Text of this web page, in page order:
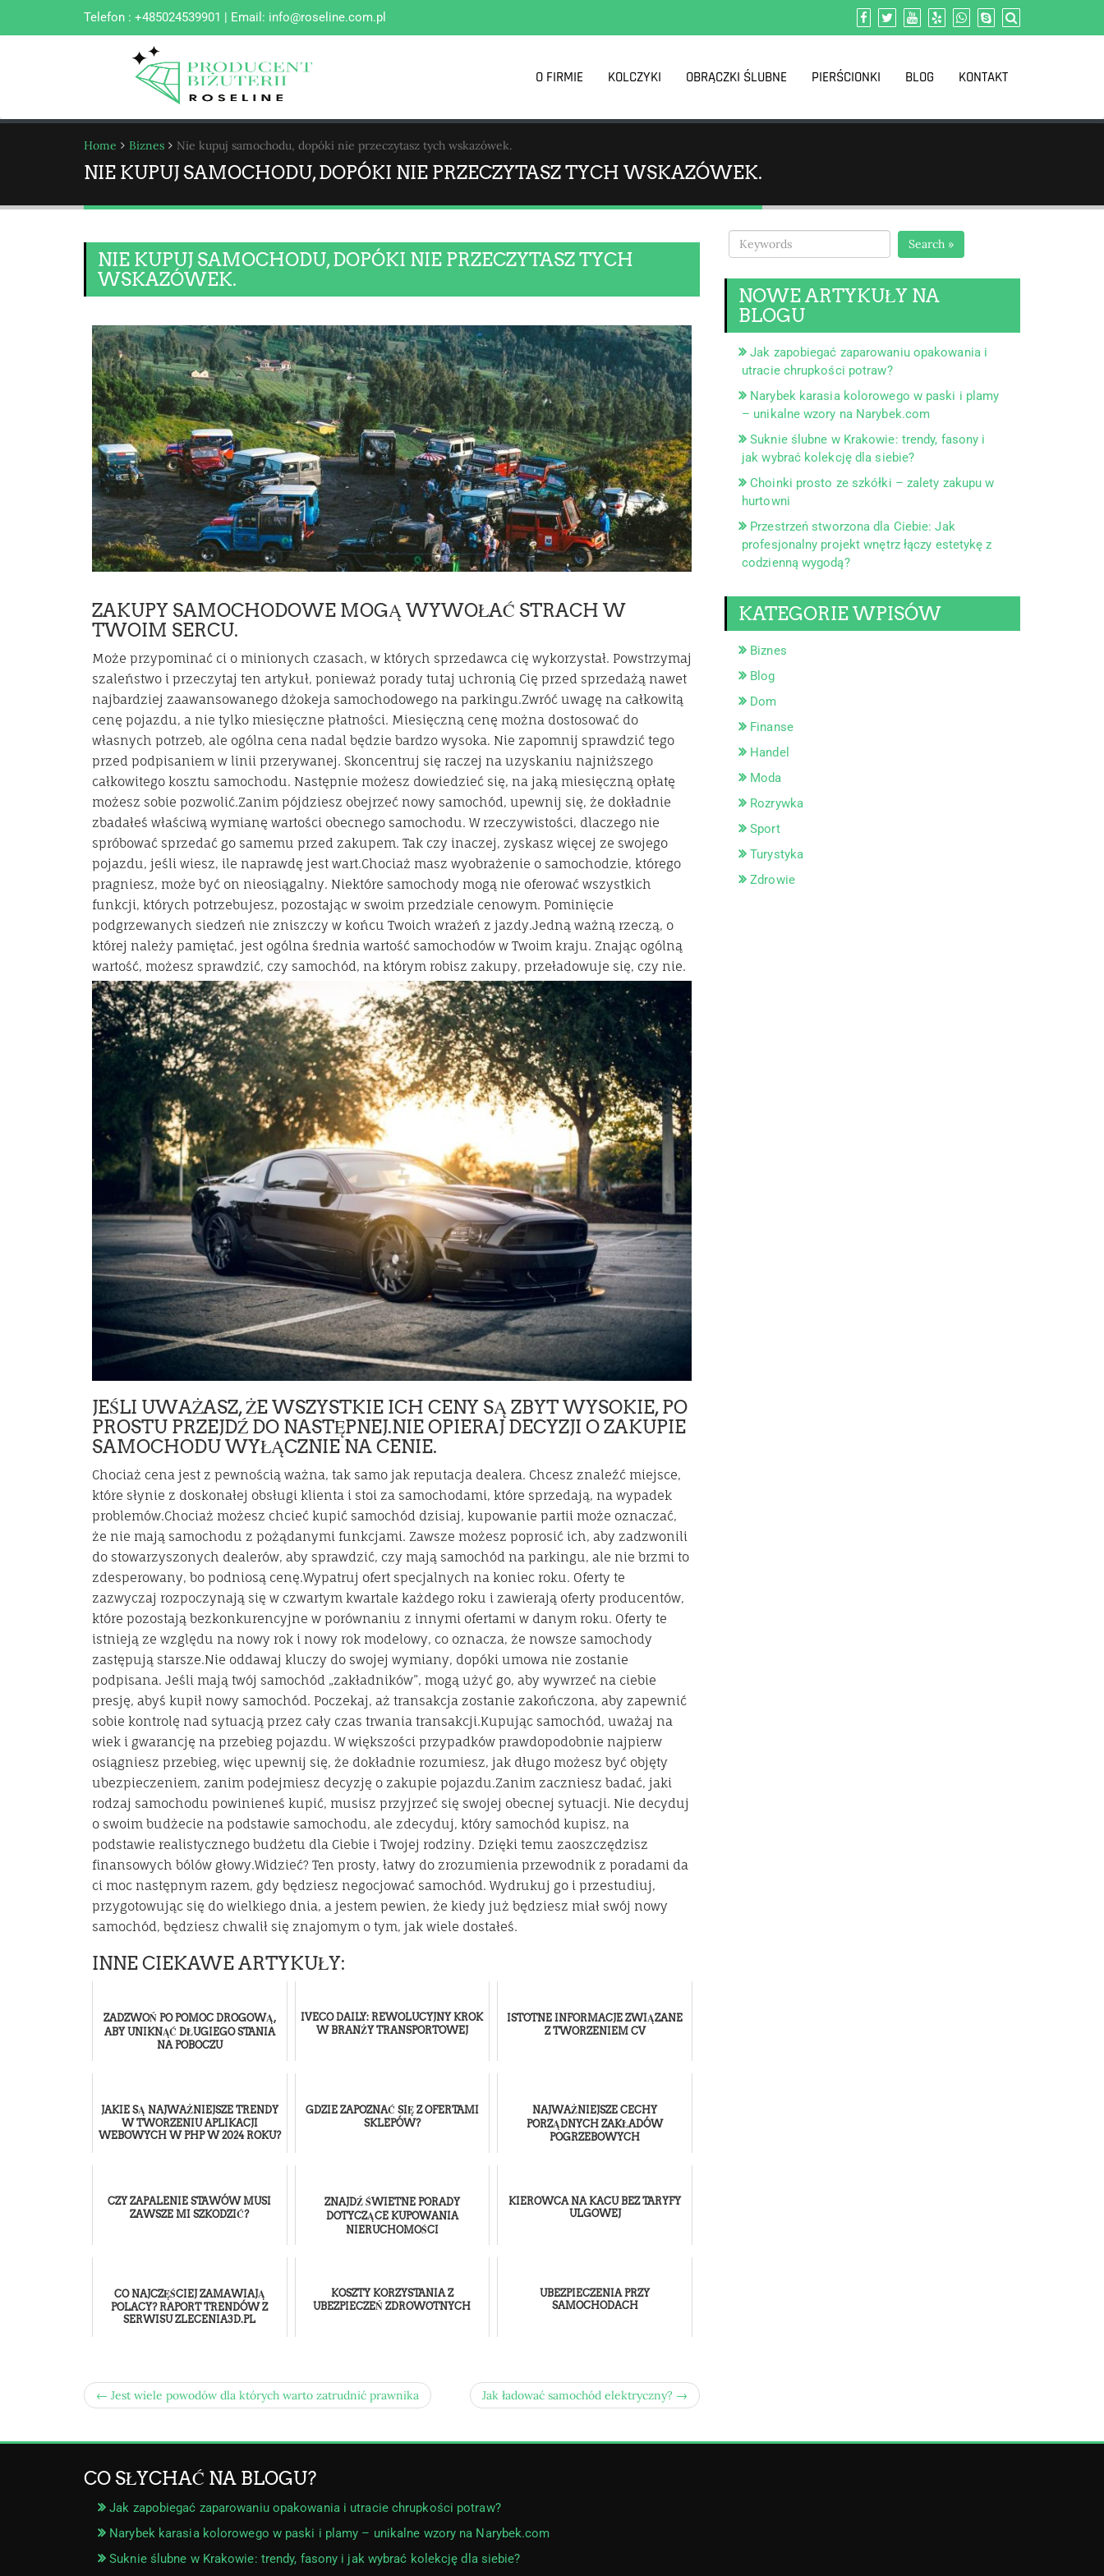
Telefon : +485024539901 | Email: info@roseline.com.pl
O FIRMIE KOLCZYKI OBRĄCZKI ŚLUBNE PIERŚCIONKI BLOG KONTAKT
Home Biznes Nie kupuj samochodu, dopóki nie przeczytasz tych wskazówek.
NIE KUPUJ SAMOCHODU, DOPÓKI NIE PRZECZYTASZ TYCH WSKAZÓWEK.
NIE KUPUJ SAMOCHODU, DOPÓKI NIE PRZECZYTASZ TYCH
WSKAZÓWEK.
ZAKUPY SAMOCHODOWE MOGĄ WYWOŁAĆ STRACH W
TWOIM SERCU.
Może przypominać ci o minionych czasach, w których sprzedawca cię wykorzystał. Powstrzymaj
szaleństwo i przeczytaj ten artykuł, ponieważ porady tutaj uchronią Cię przed sprzedażą nawet
najbardziej zaawansowanego dżokeja samochodowego na parkingu.Zwróć uwagę na całkowitą
cenę pojazdu, a nie tylko miesięczne płatności. Miesięczną cenę można dostosować do
własnych potrzeb, ale ogólna cena nadal będzie bardzo wysoka. Nie zapomnij sprawdzić tego
przed podpisaniem w linii przerywanej. Skoncentruj się raczej na uzyskaniu najniższego
całkowitego kosztu samochodu. Następnie możesz dowiedzieć się, na jaką miesięczną opłatę
możesz sobie pozwolić.Zanim pójdziesz obejrzeć nowy samochód, upewnij się, że dokładnie
zbadałeś właściwą wymianę wartości obecnego samochodu. W rzeczywistości, dlaczego nie
spróbować sprzedać go samemu przed zakupem. Tak czy inaczej, zyskasz więcej ze swojego
pojazdu, jeśli wiesz, ile naprawdę jest wart.Chociaż masz wyobrażenie o samochodzie, którego
pragniesz, może być on nieosiągalny. Niektóre samochody mogą nie oferować wszystkich
funkcji, których potrzebujesz, pozostając w swoim przedziale cenowym. Pominięcie
podgrzewanych siedzeń nie zniszczy w końcu Twoich wrażeń z jazdy.Jedną ważną rzeczą, o
której należy pamiętać, jest ogólna średnia wartość samochodów w Twoim kraju. Znając ogólną
wartość, możesz sprawdzić, czy samochód, na którym robisz zakupy, przeładowuje się, czy nie.
JEŚLI UWAŻASZ, ŻE WSZYSTKIE ICH CENY SĄ ZBYT WYSOKIE, PO
PROSTU PRZEJDŹ DO NASTĘPNEJ.NIE OPIERAJ DECYZJI O ZAKUPIE
SAMOCHODU WYŁĄCZNIE NA CENIE.
Chociaż cena jest z pewnością ważna, tak samo jak reputacja dealera. Chcesz znaleźć miejsce,
które słynie z doskonałej obsługi klienta i stoi za samochodami, które sprzedają, na wypadek
problemów.Chociaż możesz chcieć kupić samochód dzisiaj, kupowanie partii może oznaczać,
że nie mają samochodu z pożądanymi funkcjami. Zawsze możesz poprosić ich, aby zadzwonili
do stowarzyszonych dealerów, aby sprawdzić, czy mają samochód na parkingu, ale nie brzmi to
zdesperowany, bo podniosą cenę.Wypatruj ofert specjalnych na koniec roku. Oferty te
zazwyczaj rozpoczynają się w czwartym kwartale każdego roku i zawierają oferty producentów,
które pozostają bezkonkurencyjne w porównaniu z innymi ofertami w danym roku. Oferty te
istnieją ze względu na nowy rok i nowy rok modelowy, co oznacza, że ​​nowsze samochody
zastępują starsze.Nie oddawaj kluczy do swojej wymiany, dopóki umowa nie zostanie
podpisana. Jeśli mają twój samochód „zakładników”, mogą użyć go, aby wywrzeć na ciebie
presję, abyś kupił nowy samochód. Poczekaj, aż transakcja zostanie zakończona, aby zapewnić
sobie kontrolę nad sytuacją przez cały czas trwania transakcji.Kupując samochód, uważaj na
wiek i gwarancję na przebieg pojazdu. W większości przypadków prawdopodobnie najpierw
osiągniesz przebieg, więc upewnij się, że dokładnie rozumiesz, jak długo możesz być objęty
ubezpieczeniem, zanim podejmiesz decyzję o zakupie pojazdu.Zanim zaczniesz badać, jaki
rodzaj samochodu powinieneś kupić, musisz przyjrzeć się swojej obecnej sytuacji. Nie decyduj
o swoim budżecie na podstawie samochodu, ale zdecyduj, który samochód kupisz, na
podstawie realistycznego budżetu dla Ciebie i Twojej rodziny. Dzięki temu zaoszczędzisz
finansowych bólów głowy.Widzieć? Ten prosty, łatwy do zrozumienia przewodnik z poradami da
ci moc następnym razem, gdy będziesz negocjować samochód. Wydrukuj go i przestudiuj,
przygotowując się do wielkiego dnia, a jestem pewien, że kiedy już będziesz miał swój nowy
samochód, będziesz chwalił się znajomym o tym, jak wiele dostałeś.
INNE CIEKAWE ARTYKUŁY:
ZADZWOŃ PO POMOC DROGOWĄ,
ABY UNIKNĄĆ DŁUGIEGO STANIA
NA POBOCZU
IVECO DAILY: REWOLUCYJNY KROK
W BRANŻY TRANSPORTOWEJ
ISTOTNE INFORMACJE ZWIĄZANE
Z TWORZENIEM CV
JAKIE SĄ NAJWAŻNIEJSZE TRENDY
W TWORZENIU APLIKACJI
WEBOWYCH W PHP W 2024 ROKU?
GDZIE ZAPOZNAĆ SIĘ Z OFERTAMI
SKLEPÓW?
NAJWAŻNIEJSZE CECHY
PORZĄDNYCH ZAKŁADÓW
POGRZEBOWYCH
CZY ZAPALENIE STAWÓW MUSI
ZAWSZE MI SZKODZIĆ?
ZNAJDŹ ŚWIETNE PORADY
DOTYCZĄCE KUPOWANIA
NIERUCHOMOŚCI
KIEROWCA NA KACU BEZ TARYFY
ULGOWEJ
CO NAJCZĘŚCIEJ ZAMAWIAJĄ
POLACY? RAPORT TRENDÓW Z
SERWISU ZLECENIA3D.PL
KOSZTY KORZYSTANIA Z
UBEZPIECZEŃ ZDROWOTNYCH
UBEZPIECZENIA PRZY
SAMOCHODACH
← Jest wiele powodów dla których warto zatrudnić prawnika Jak ładować samochód elektryczny? →
Search »
NOWE ARTYKUŁY NA
BLOGU
Jak zapobiegać zaparowaniu opakowania i
utracie chrupkości potraw?
Narybek karasia kolorowego w paski i plamy
– unikalne wzory na Narybek.com
Suknie ślubne w Krakowie: trendy, fasony i
jak wybrać kolekcję dla siebie?
Choinki prosto ze szkółki – zalety zakupu w
hurtowni
Przestrzeń stworzona dla Ciebie: Jak
profesjonalny projekt wnętrz łączy estetykę z
codzienną wygodą?
KATEGORIE WPISÓW
Biznes
Blog
Dom
Finanse
Handel
Moda
Rozrywka
Sport
Turystyka
Zdrowie
CO SŁYCHAĆ NA BLOGU?
Jak zapobiegać zaparowaniu opakowania i utracie chrupkości potraw?
Narybek karasia kolorowego w paski i plamy – unikalne wzory na Narybek.com
Suknie ślubne w Krakowie: trendy, fasony i jak wybrać kolekcję dla siebie?